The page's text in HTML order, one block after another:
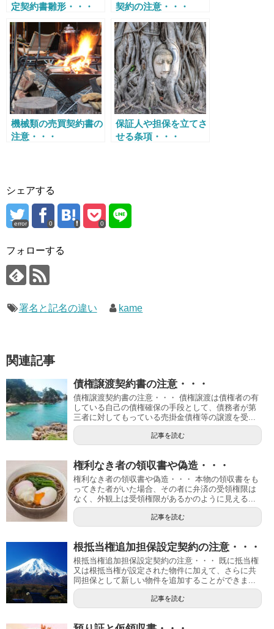
定契約書雛形・・・
契約の注意・・・
機械類の売買契約書の
注意・・・
保証人や担保を立てさ
せる条項・・・
シェアする
error 0 0
フォローする
署名と記名の違い kame
関連記事
債権譲渡契約書の注意・・・
債権譲渡契約書の注意・・・ 債権譲渡は債権者の有
している自己の債権確保の手段として、債務者が第
三者に対してもっている売掛金債権等の譲渡を受...
記事を読む
権利なき者の領収書や偽造・・・
権利なき者の領収書や偽造・・・ 本物の領収書をも
ってきた者がいた場合、その者に弁済の受領権限は
なく、外観上は受領権限があるかのように見える...
記事を読む
根抵当権追加担保設定契約の注意・・・
根抵当権追加担保設定契約の注意・・・ 既に抵当権
又は根抵当権が設定された物件に加えて、さらに共
同担保として新しい物件を追加することができま...
記事を読む